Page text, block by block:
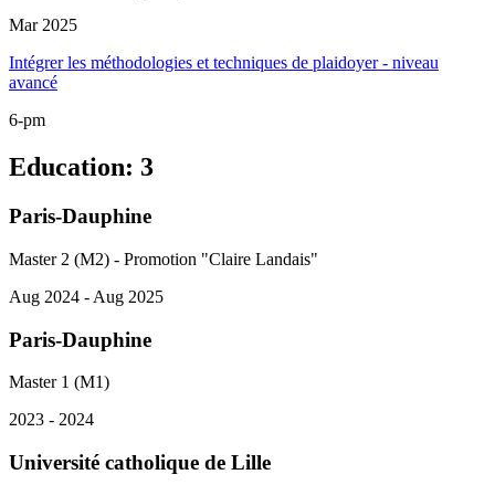
Mar 2025
Intégrer les méthodologies et techniques de plaidoyer - niveau
avancé
6-pm
Education: 3
Paris-Dauphine
Master 2 (M2) - Promotion "Claire Landais"
Aug 2024 - Aug 2025
Paris-Dauphine
Master 1 (M1)
2023 - 2024
Université catholique de Lille